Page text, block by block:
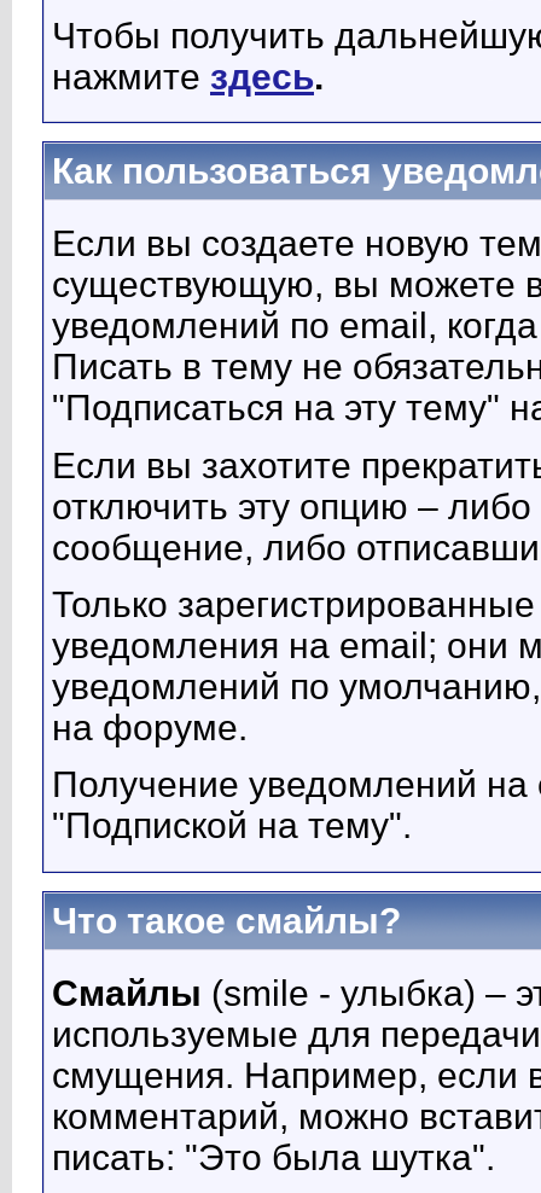
Чтобы получить
нажмите здесь.
Как пользоваться
Если вы создаете новую
существующую, вы можете
уведомлений по email,
Писать в тему не
"Подписаться на эту тему"
Если вы захотите
отключить эту опцию –
сообщение, либо
Только
уведомления на email; они
уведомлений по
на форуме.
Получение уведомлений на
"Подпиской на тему".
Что такое смайлы?
Смайлы (smile - улыбка) –
используемые для
смущения. Например, если
комментарий, можно
писать: "Это была шутка".